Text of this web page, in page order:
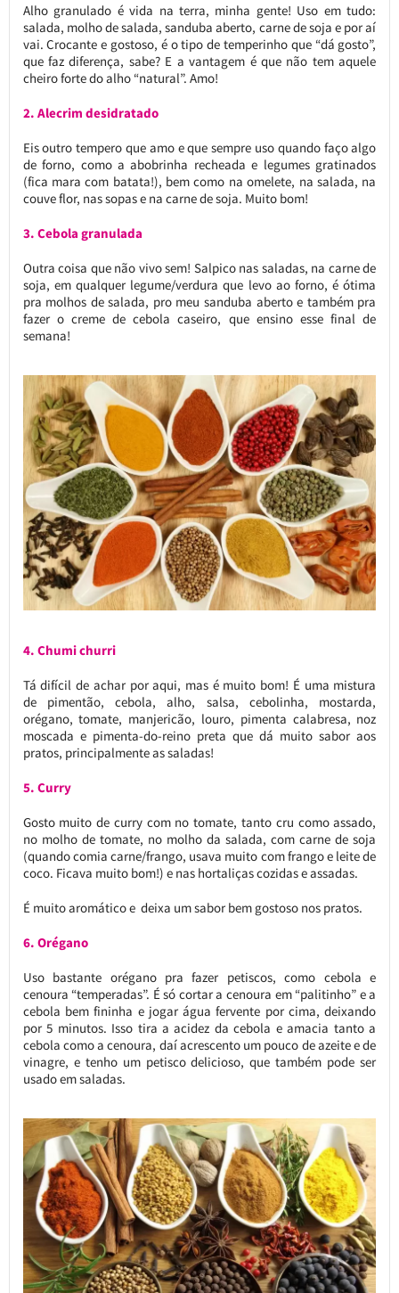
Alho granulado é vida na terra, minha gente! Uso em tudo:
salada, molho de salada, sanduba aberto, carne de soja e por aí
vai. Crocante e gostoso, é o tipo de temperinho que “dá gosto”,
que faz diferença, sabe? E a vantagem é que não tem aquele
cheiro forte do alho “natural”. Amo!
2. Alecrim desidratado
Eis outro tempero que amo e que sempre uso quando faço algo
de forno, como a abobrinha recheada e legumes gratinados
(fica mara com batata!), bem como na omelete, na salada, na
couve flor, nas sopas e na carne de soja. Muito bom!
3. Cebola granulada
Outra coisa que não vivo sem! Salpico nas saladas, na carne de
soja, em qualquer legume/verdura que levo ao forno, é ótima
pra molhos de salada, pro meu sanduba aberto e também pra
fazer o creme de cebola caseiro, que ensino esse final de
semana!
4. Chumi churri
Tá difícil de achar por aqui, mas é muito bom! É uma mistura
de pimentão, cebola, alho, salsa, cebolinha, mostarda,
orégano, tomate, manjericão, louro, pimenta calabresa, noz
moscada e pimenta-do-reino preta que dá muito sabor aos
pratos, principalmente as saladas!
5. Curry
Gosto muito de curry com no tomate, tanto cru como assado,
no molho de tomate, no molho da salada, com carne de soja
(quando comia carne/frango, usava muito com frango e leite de
coco. Ficava muito bom!) e nas hortaliças cozidas e assadas.
É muito aromático e deixa um sabor bem gostoso nos pratos.
6. Orégano
Uso bastante orégano pra fazer petiscos, como cebola e
cenoura “temperadas”. É só cortar a cenoura em “palitinho” e a
cebola bem fininha e jogar água fervente por cima, deixando
por 5 minutos. Isso tira a acidez da cebola e amacia tanto a
cebola como a cenoura, daí acrescento um pouco de azeite e de
vinagre, e tenho um petisco delicioso, que também pode ser
usado em saladas.